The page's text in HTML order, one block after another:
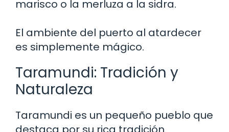
marisco o la merluza a la sidra.
El ambiente del puerto al atardecer
es simplemente mágico.
Taramundi: Tradición y
Naturaleza
Taramundi es un pequeño pueblo que